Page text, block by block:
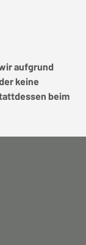
aufgrund
keine
beim